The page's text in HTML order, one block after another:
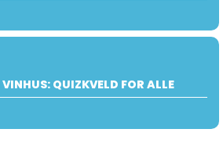
QUIZKVELD FOR ALLE